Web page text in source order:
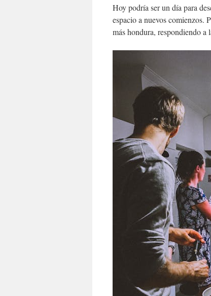
Hoy podría ser un día para
espacio a nuevos comienzos.
más hondura, respondiendo a